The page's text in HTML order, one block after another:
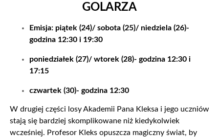
GOLARZA
Emisja: piątek (24)/ sobota (25)/ niedziela (26)-
godzina 12:30 i 19:30
poniedziałek (27)/ wtorek (28)- godzina 12:30 i
17:15
czwartek (30)- godzina 12:30
W drugiej części losy Akademii Pana Kleksa i jego uczniów
stają się bardziej skomplikowane niż kiedykolwiek
wcześniej. Profesor Kleks opuszcza magiczny świat, by